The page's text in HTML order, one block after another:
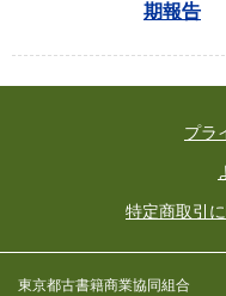
期報告
プラ
特定商取引
東京都古書籍商業協同組合